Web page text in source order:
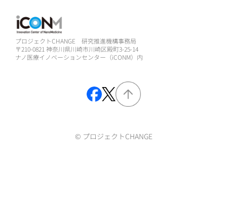
プロジェクトCHANGE 研究推進機構事務局
〒210-0821 神奈川県川崎市川崎区殿町3-25-14
ナノ医療イノベーションセンター（iCONM）内
© プロジェクトCHANGE